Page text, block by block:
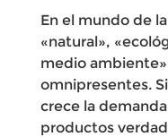
En el mundo de
«natural»,
medio
omnipresentes.
crece la
productos